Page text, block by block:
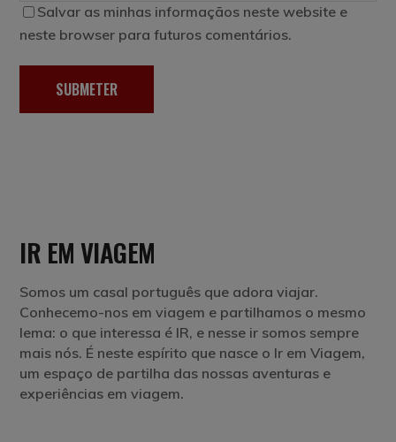
Salvar as minhas informaçãos neste website e
neste browser para futuros comentários.
SUBMETER
IR EM VIAGEM
Somos um casal português que adora viajar.
Conhecemo-nos em viagem e partilhamos o mesmo
lema: o que interessa é IR, e nesse ir somos sempre
mais nós. É neste espírito que nasce o Ir em Viagem,
um espaço de partilha das nossas aventuras e
experiências em viagem.